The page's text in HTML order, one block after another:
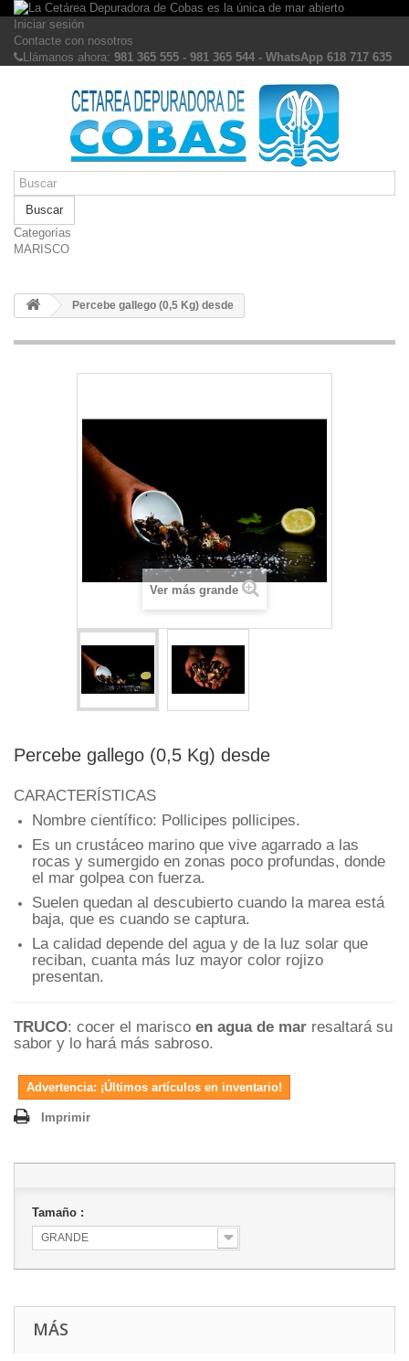
Iniciar sesión
Contacte con nosotros
Llámanos ahora: 981 365 555 - 981 365 544 - WhatsApp 618 717 635
Buscar
Categorías
MARISCO
Percebe gallego (0,5 Kg) desde
Ver más grande
Percebe gallego (0,5 Kg) desde
CARACTERÍSTICAS
Nombre científico: Pollicipes pollicipes.
Es un crustáceo marino que vive agarrado a las
rocas y sumergido en zonas poco profundas, donde
el mar golpea con fuerza.
Suelen quedan al descubierto cuando la marea está
baja, que es cuando se captura.
La calidad depende del agua y de la luz solar que
reciban, cuanta más luz mayor color rojizo
presentan.
TRUCO: cocer el marisco en agua de mar resaltará su
sabor y lo hará más sabroso.
Advertencia: ¡Últimos artículos en inventario!
Imprimir
Tamaño :
GRANDE
MÁS